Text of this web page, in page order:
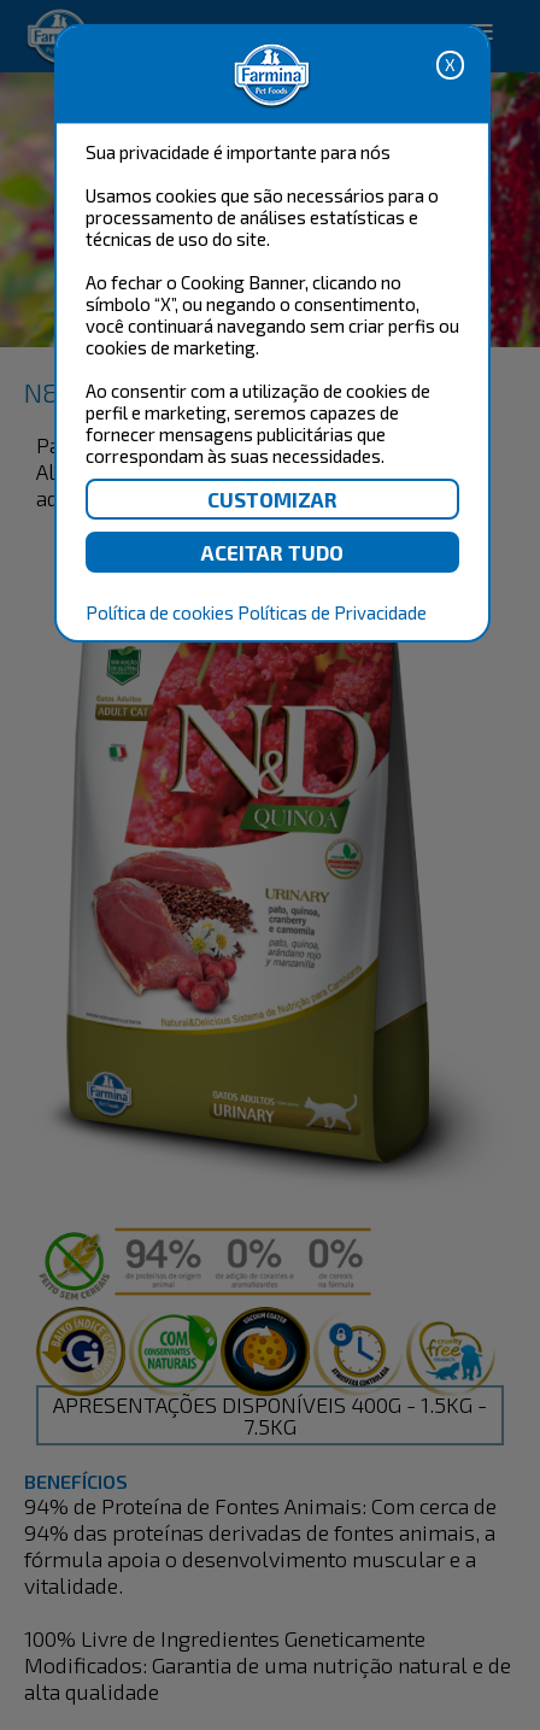
Sua privacidade é importante para nós
Usamos cookies que são necessários para o
processamento de análises estatísticas e
técnicas de uso do site.
Ao fechar o Cooking Banner, clicando no
símbolo “X”, ou negando o consentimento,
você continuará navegando sem criar perfis ou
cookies de marketing.
Ao consentir com a utilização de cookies de
perfil e marketing, seremos capazes de
fornecer mensagens publicitárias que
correspondam às suas necessidades.
Política de cookies Políticas de Privacidade
Happy pet. Happy you.
URINARY
N&D Quinoa Feline
Pato, Quinoa, Cranberry e Camomila
Alimento completo e balanceado para gatos
adultos com o trato urinário sensível
APRESENTAÇÕES DISPONÍVEIS 400G - 1.5KG -
7.5KG
BENEFÍCIOS
94% de Proteína de Fontes Animais: Com cerca de
94% das proteínas derivadas de fontes animais, a
fórmula apoia o desenvolvimento muscular e a
vitalidade.
100% Livre de Ingredientes Geneticamente
Modificados: Garantia de uma nutrição natural e de
alta qualidade